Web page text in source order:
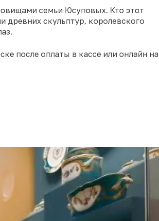
семьи Юсуповых. Кто этот
древних скульптур, королевского
после оплаты в кассе или онлайн на